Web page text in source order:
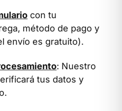
con tu
método de pago y
envío es gratuito).
: Nuestro
tus datos y